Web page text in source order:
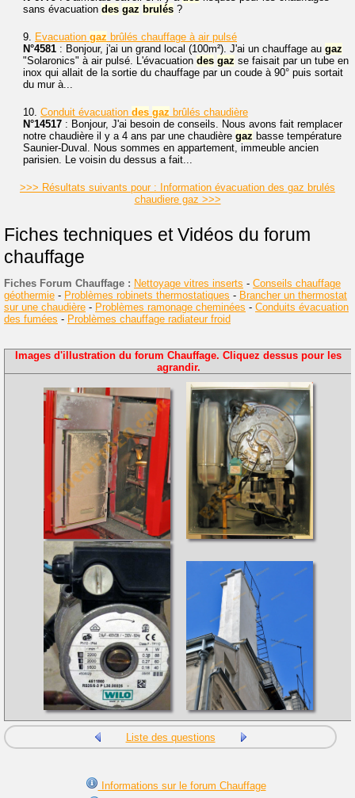
sans évacuation des gaz brulés ?
9. Evacuation gaz brûlés chauffage à air pulsé
N°4581 : Bonjour, j'ai un grand local (100m²). J'ai un chauffage au gaz
"Solaronics" à air pulsé. L'évacuation des gaz se faisait par un tube en
inox qui allait de la sortie du chauffage par un coude à 90° puis sortait
du mur à...
10. Conduit évacuation des gaz brûlés chaudière
N°14517 : Bonjour, J'ai besoin de conseils. Nous avons fait remplacer
notre chaudière il y a 4 ans par une chaudière gaz basse température
Saunier-Duval. Nous sommes en appartement, immeuble ancien
parisien. Le voisin du dessus a fait...
>>> Résultats suivants pour : Information évacuation des gaz brulés
chaudiere gaz >>>
Fiches techniques et Vidéos du forum
chauffage
Fiches Forum Chauffage : Nettoyage vitres inserts - Conseils chauffage
géothermie - Problèmes robinets thermostatiques - Brancher un thermostat
sur une chaudière - Problèmes ramonage cheminées - Conduits évacuation
des fumées - Problèmes chauffage radiateur froid
Images d'illustration du forum Chauffage. Cliquez dessus pour les
agrandir.
Liste des questions
Informations sur le forum Chauffage